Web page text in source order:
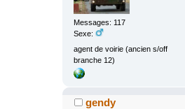
Messages: 117
Sexe:
agent de voirie (ancien s/off
branche 12)
gendy